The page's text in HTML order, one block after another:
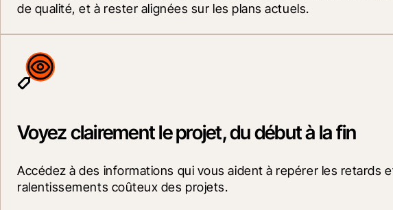
de qualité, et à rester alignées sur les plans actuels.
Voyez clairement le projet, du début à la fin
Accédez à des informations qui vous aident à repérer les retards
ralentissements coûteux des projets.